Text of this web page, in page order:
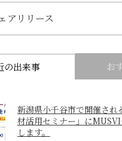
アリリース
の出来事 お
新潟県小千谷市で開催され
材活用セミナー」に
します。